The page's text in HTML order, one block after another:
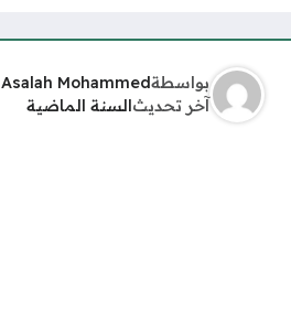
بواسطةAsalah Mohammed
آخر تحديثالسنة الماضية